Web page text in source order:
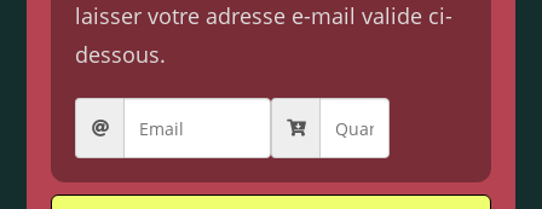
laisser votre adresse e-mail valide ci-
dessous.